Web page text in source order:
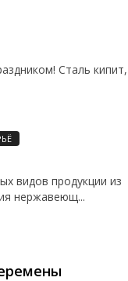
Сталь кипит,
видов продукции из
нержавеющ...